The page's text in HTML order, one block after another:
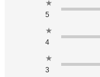
★
5
★
4
★
3